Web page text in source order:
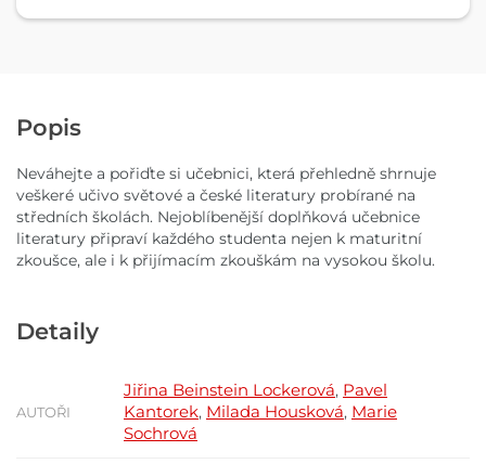
Popis
Neváhejte a pořiďte si učebnici, která přehledně shrnuje
veškeré učivo světové a české literatury probírané na
středních školách. Nejoblíbenější doplňková učebnice
literatury připraví každého studenta nejen k maturitní
zkoušce, ale i k přijímacím zkouškám na vysokou školu.
Detaily
AUTOŘI
Jiřina Beinstein Lockerová, Pavel
Kantorek, Milada Housková, Marie
Sochrová